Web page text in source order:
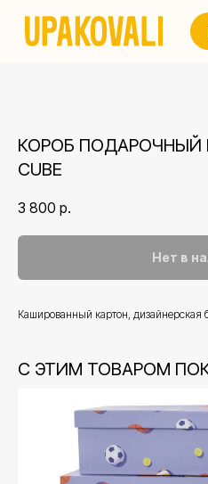
Позвонить
КОРОБ ПОДАРОЧНЫЙ
CUBE
3 800 р.
Нет в
Кашированный картон, дизайнерская
С ЭТИМ ТОВАРОМ